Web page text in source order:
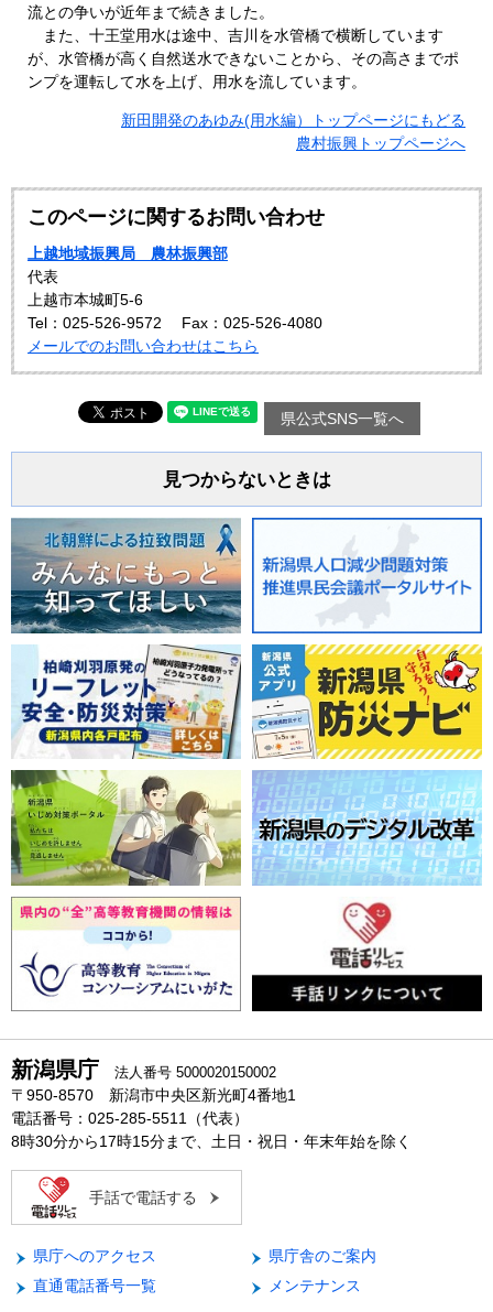
流との争いが近年まで続きました。
また、十王堂用水は途中、吉川を水管橋で横断しています
が、水管橋が高く自然送水できないことから、その高さまでポ
ンプを運転して水を上げ、用水を流しています。
新田開発のあゆみ(用水編）トップページにもどる
農村振興トップページへ
このページに関するお問い合わせ
上越地域振興局 農林振興部
代表
上越市本城町5-6
Tel：025-526-9572
Fax：025-526-4080
メールでのお問い合わせはこちら
県公式SNS一覧へ
見つからないときは
新潟県庁 法人番号 5000020150002
〒950-8570 新潟市中央区新光町4番地1
電話番号：025-285-5511（代表）
8時30分から17時15分まで、土日・祝日・年末年始を除く
手話で電話する
県庁へのアクセス
県庁舎のご案内
直通電話番号一覧
メンテナンス